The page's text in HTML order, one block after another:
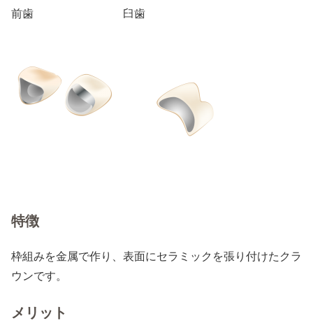
前歯 臼歯
特徴
枠組みを金属で作り、表面にセラミックを張り付けたクラ
ウンです。
メリット